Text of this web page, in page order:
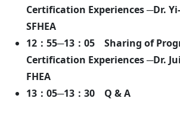
Certification Experiences ─Dr.
SFHEA
12：55─13：05 Sharing of
Certification Experiences ─Dr.
FHEA
13：05─13：30 Q & A